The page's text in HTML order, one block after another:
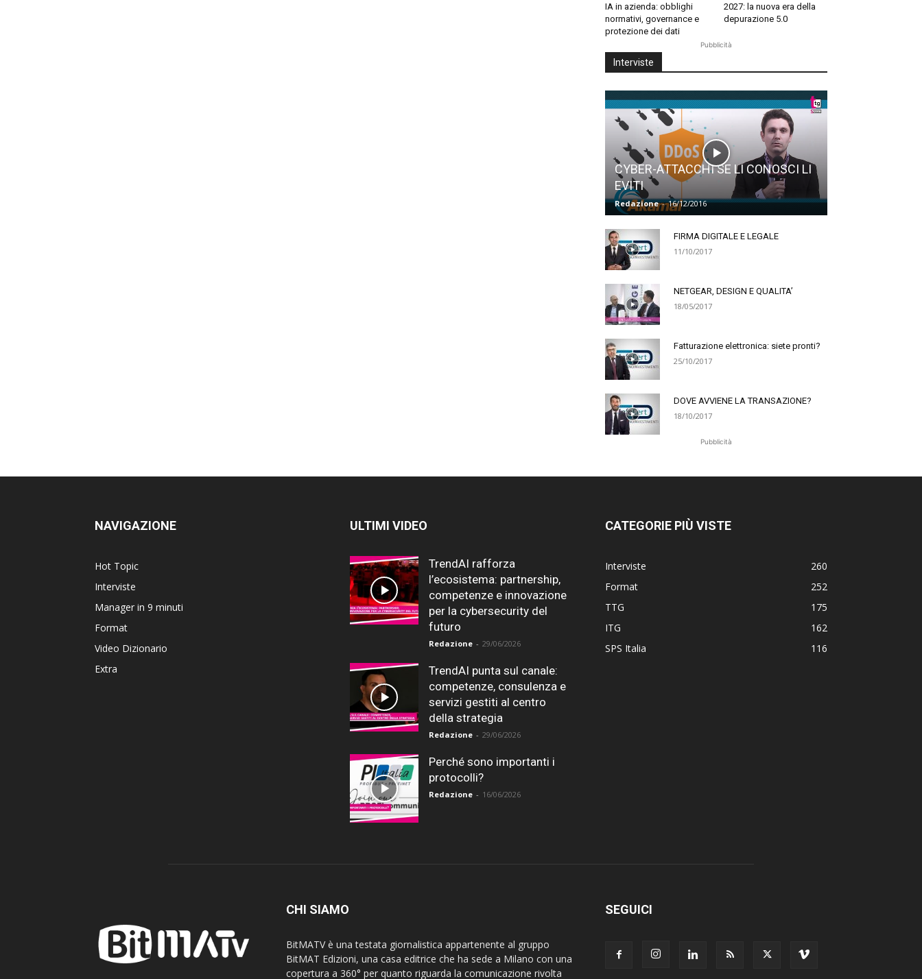
IA in azienda: obblighi
normativi, governance e
protezione dei dati
2027: la nuova era della
depurazione 5.0
Pubblicità
Interviste
CYBER-ATTACCHI SE LI CONOSCI LI
EVITI
Redazione - 16/12/2016
FIRMA DIGITALE E LEGALE
11/10/2017
NETGEAR, DESIGN E QUALITA’
18/05/2017
Fatturazione elettronica: siete pronti?
25/10/2017
DOVE AVVIENE LA TRANSAZIONE?
18/10/2017
Pubblicità
NAVIGAZIONE
Hot Topic
Interviste
Manager in 9 minuti
Format
Video Dizionario
Extra
ULTIMI VIDEO
TrendAI rafforza
l’ecosistema: partnership,
competenze e innovazione
per la cybersecurity del
futuro
Redazione - 29/06/2026
TrendAI punta sul canale:
competenze, consulenza e
servizi gestiti al centro
della strategia
Redazione - 29/06/2026
Perché sono importanti i
protocolli?
Redazione - 16/06/2026
CATEGORIE PIÙ VISTE
Interviste
260
Format
252
TTG
175
ITG
162
SPS Italia
116
CHI SIAMO
BitMATV è una testata giornalistica appartenente al gruppo
BitMAT Edizioni, una casa editrice che ha sede a Milano con una
copertura a 360° per quanto riguarda la comunicazione rivolta
SEGUICI